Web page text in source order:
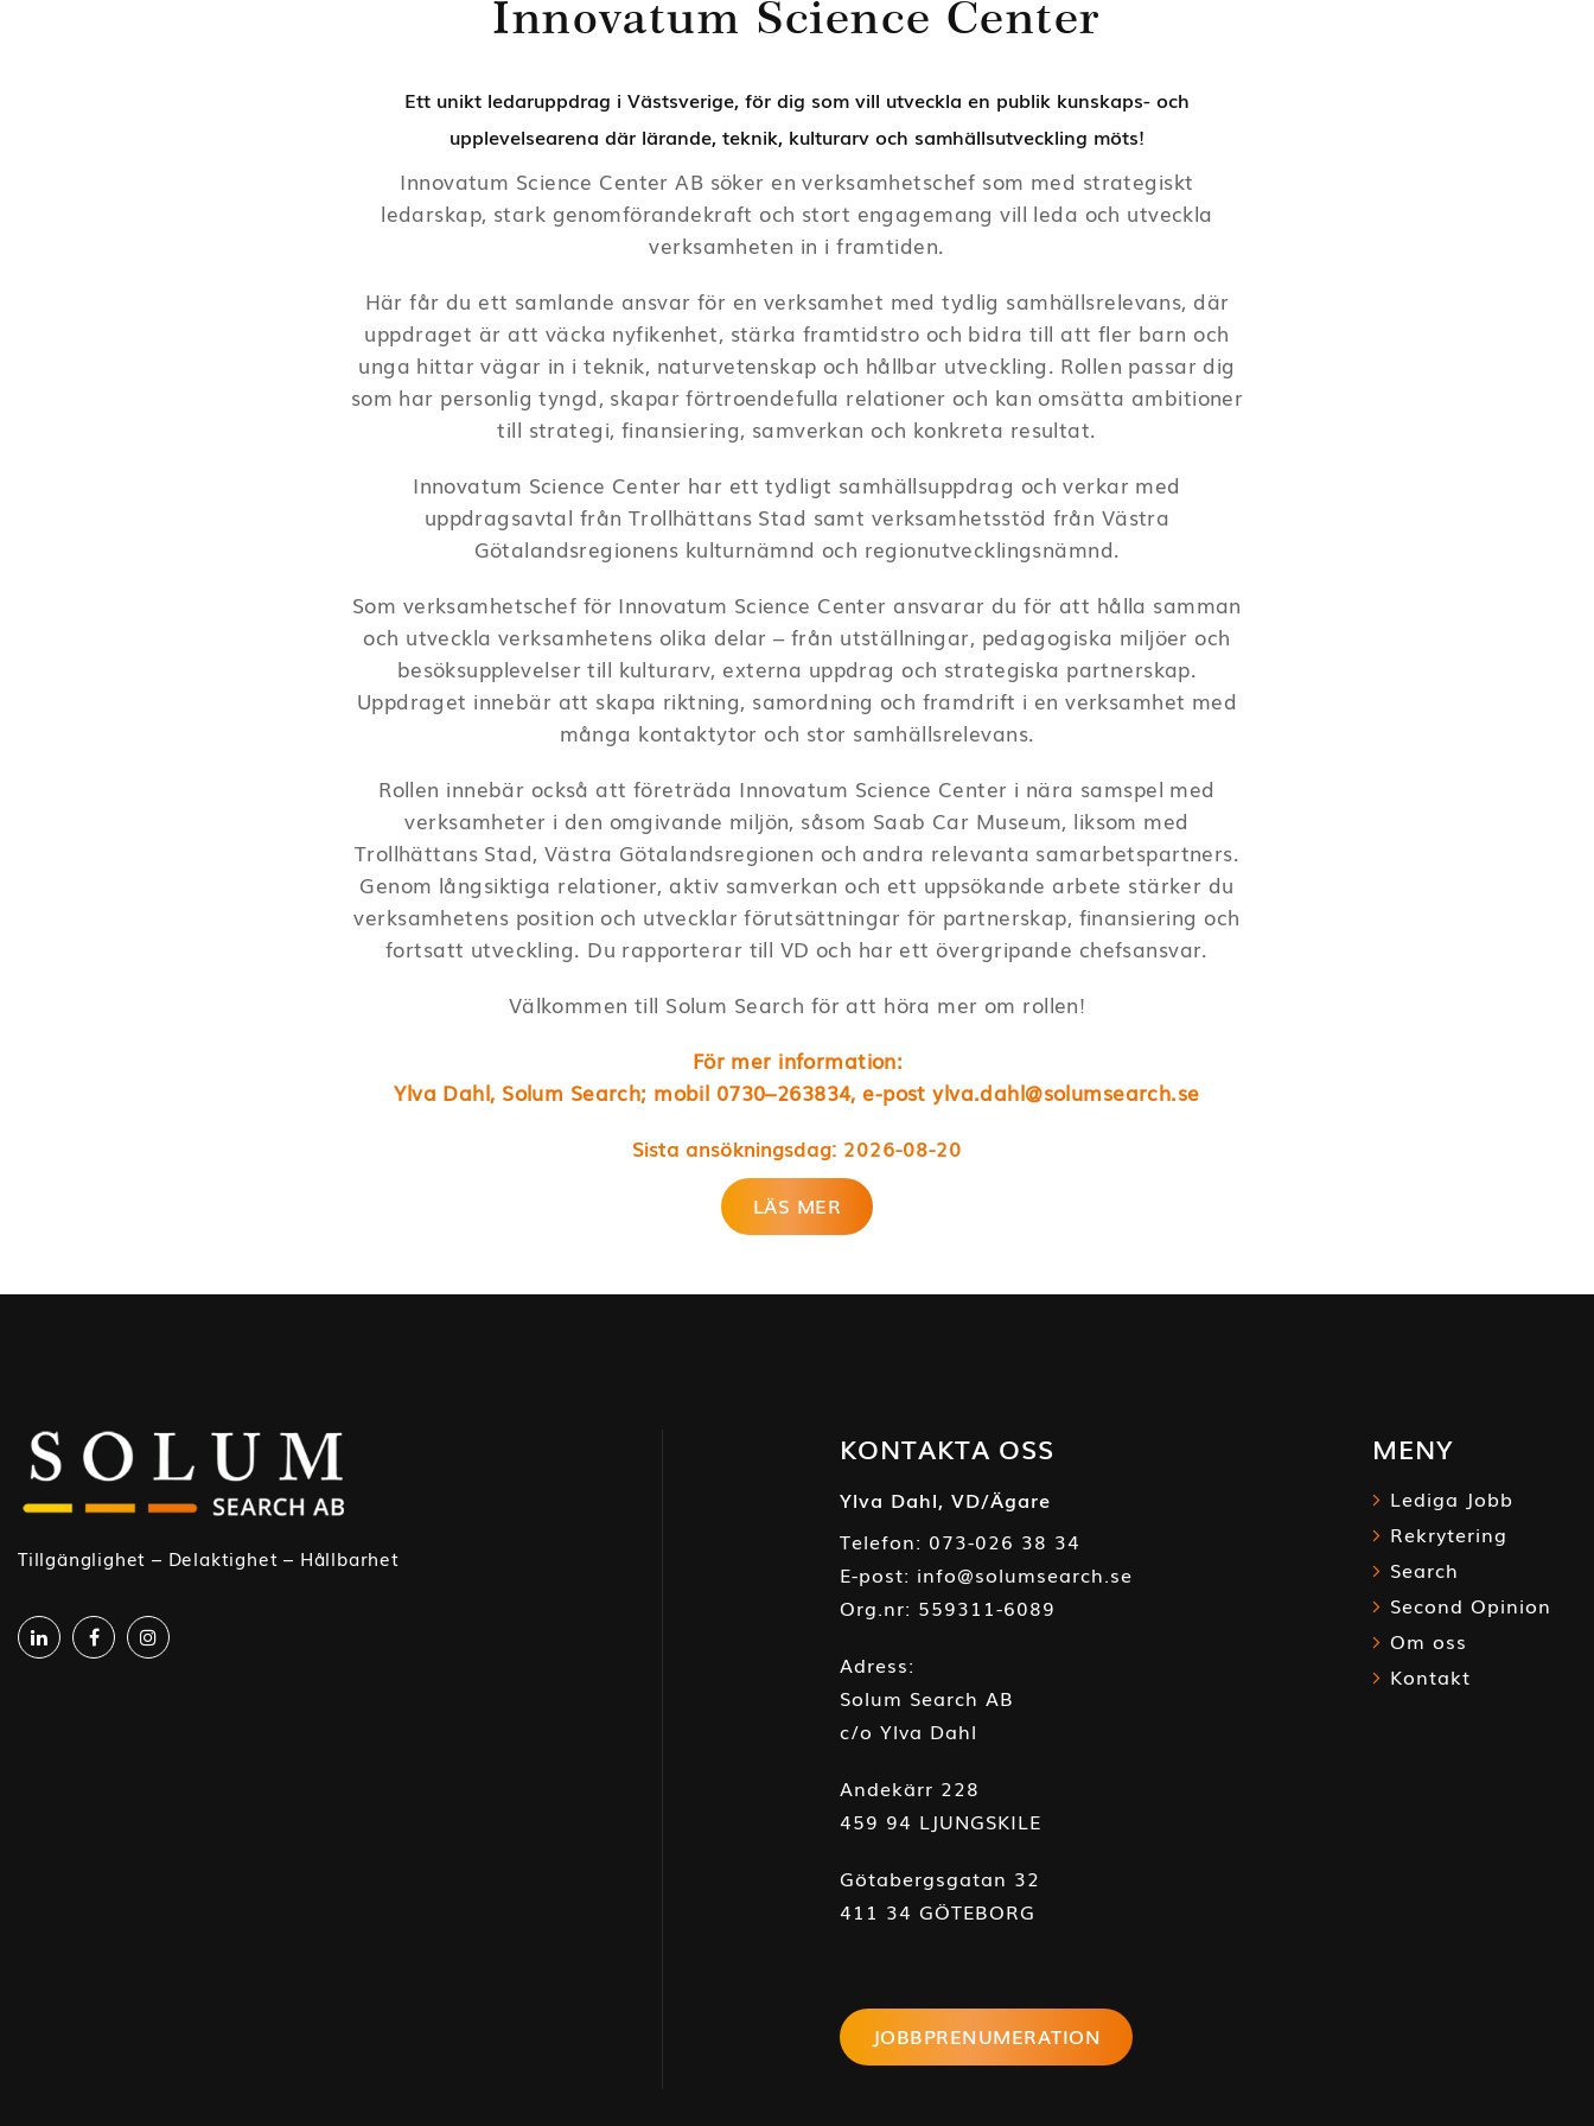
Innovatum Science Center
Ett unikt ledaruppdrag i Västsverige, för dig som vill utveckla en publik kunskaps- och
upplevelsearena där lärande, teknik, kulturarv och samhällsutveckling möts!
Innovatum Science Center AB söker en verksamhetschef som med strategiskt
ledarskap, stark genomförandekraft och stort engagemang vill leda och utveckla
verksamheten in i framtiden.
Här får du ett samlande ansvar för en verksamhet med tydlig samhällsrelevans, där
uppdraget är att väcka nyfikenhet, stärka framtidstro och bidra till att fler barn och
unga hittar vägar in i teknik, naturvetenskap och hållbar utveckling. Rollen passar dig
som har personlig tyngd, skapar förtroendefulla relationer och kan omsätta ambitioner
till strategi, finansiering, samverkan och konkreta resultat.
Innovatum Science Center har ett tydligt samhällsuppdrag och verkar med
uppdragsavtal från Trollhättans Stad samt verksamhetsstöd från Västra
Götalandsregionens kulturnämnd och regionutvecklingsnämnd.
Som verksamhetschef för Innovatum Science Center ansvarar du för att hålla samman
och utveckla verksamhetens olika delar – från utställningar, pedagogiska miljöer och
besöksupplevelser till kulturarv, externa uppdrag och strategiska partnerskap.
Uppdraget innebär att skapa riktning, samordning och framdrift i en verksamhet med
många kontaktytor och stor samhällsrelevans.
Rollen innebär också att företräda Innovatum Science Center i nära samspel med
verksamheter i den omgivande miljön, såsom Saab Car Museum, liksom med
Trollhättans Stad, Västra Götalandsregionen och andra relevanta samarbetspartners.
Genom långsiktiga relationer, aktiv samverkan och ett uppsökande arbete stärker du
verksamhetens position och utvecklar förutsättningar för partnerskap, finansiering och
fortsatt utveckling. Du rapporterar till VD och har ett övergripande chefsansvar.
Välkommen till Solum Search för att höra mer om rollen!
För mer information:
Ylva Dahl, Solum Search; mobil 0730–263834, e-postylva.dahl@solumsearch.se
Sista ansökningsdag: 2026-08-20
LÄS MER
Tillgänglighet – Delaktighet – Hållbarhet
KONTAKTA OSS
Ylva Dahl, VD/Ägare
Telefon: 073-026 38 34
E-post: info@solumsearch.se
Org.nr: 559311-6089
Adress:
Solum Search AB
c/o Ylva Dahl
Andekärr 228
459 94 LJUNGSKILE
Götabergsgatan 32
411 34 GÖTEBORG
JOBBPRENUMERATION
MENY
Lediga Jobb
Rekrytering
Search
Second Opinion
Om oss
Kontakt